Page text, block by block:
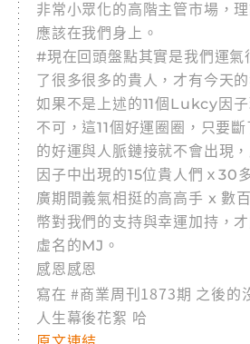
非常小眾化的高階主管市場，
應該在我們身上。
#現在回頭盤點其實是我們運氣
了很多很多的貴人，才有今天
如果不是上述的11個Lukcy因
不可，這11個好運圈圈，只要
的好運與人脈鏈接就不會出現
因子中出現的15位貴人們ｘ30
廣期間義氣相挺的高高手 x 數
幣對我們的支持與幸運加持，
虛名的MJ。
感恩感恩
寫在 #商業周刊1873期 之後的
人生幕後花絮 哈